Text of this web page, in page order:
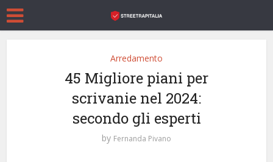
Arredamento
45 Migliore piani per
scrivanie nel 2024:
secondo gli esperti
by Fernanda Pivano